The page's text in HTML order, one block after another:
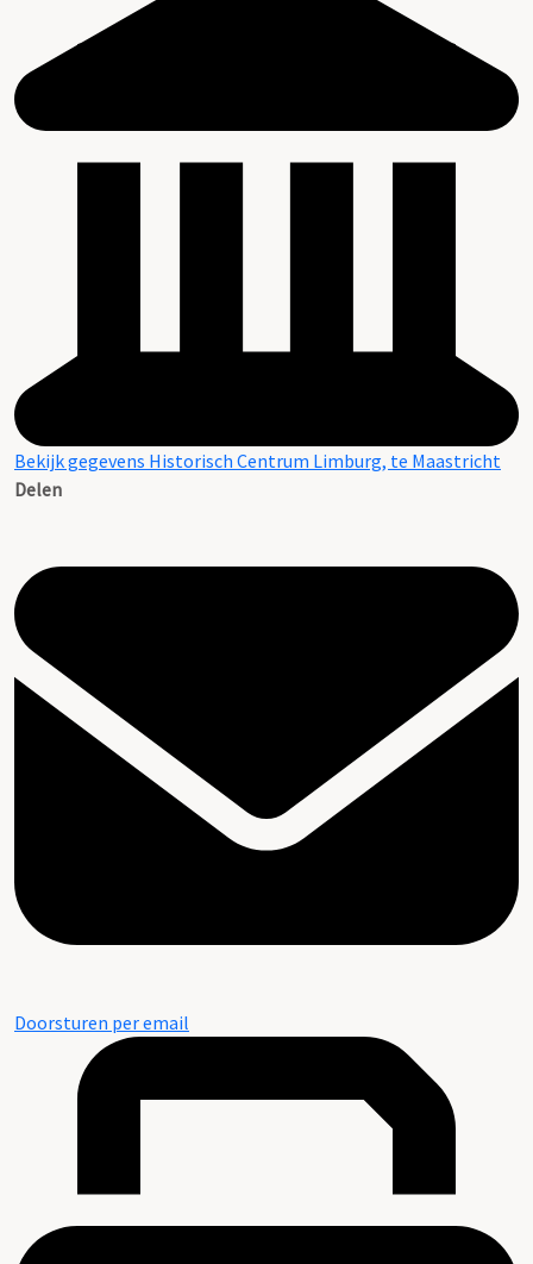
Bekijk gegevens Historisch Centrum Limburg, te Maastricht
Delen
Doorsturen per email